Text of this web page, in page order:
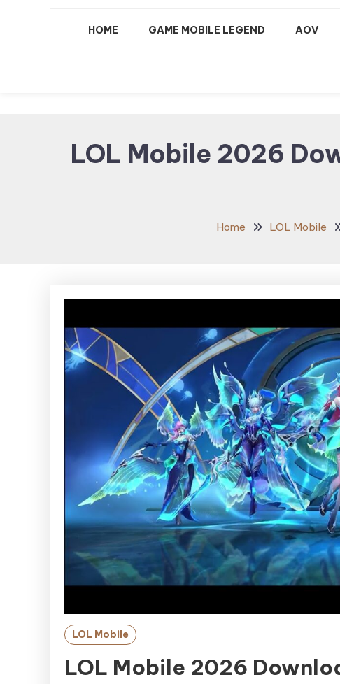
HOME GAME MOBILE LEGEND AOV
LOL Mobile 2026
Home LOL Mobile
LOL Mobile
LOL Mobile 2026